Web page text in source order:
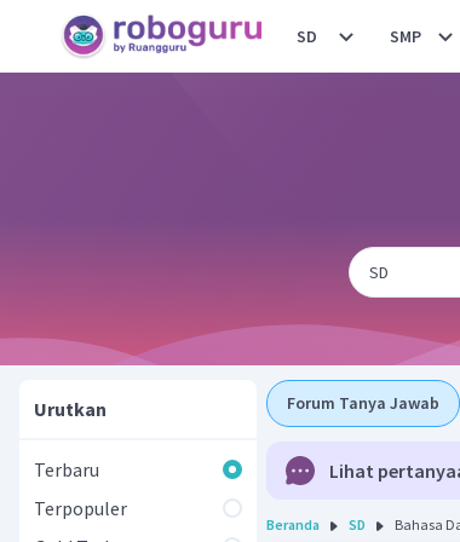
SD SMP
Urutkan
Terbaru
Terpopuler
Forum Tanya Jawab
Lihat
Beranda SD Bahasa